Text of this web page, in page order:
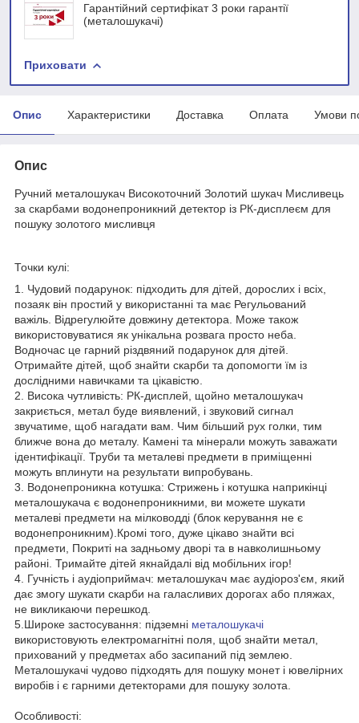
Гарантійний сертифікат 3 роки гарантії
(металошукачі)
Приховати
Опис Характеристики Доставка Оплата Умови
Опис
Ручний металошукач Високоточний Золотий шукач Мисливець
за скарбами водонепроникний детектор із РК-дисплеєм для
пошуку золотого мисливця
Точки кулі:
1. Чудовий подарунок: підходить для дітей, дорослих і всіх,
позаяк він простий у використанні та має Регульований
важіль. Відрегулюйте довжину детектора. Може також
використовуватися як унікальна розвага просто неба.
Водночас це гарний різдвяний подарунок для дітей.
Отримайте дітей, щоб знайти скарби та допомогти їм із
дослідними навичками та цікавістю.
2. Висока чутливість: РК-дисплей, щойно металошукач
закриється, метал буде виявлений, і звуковий сигнал
звучатиме, щоб нагадати вам. Чим більший рух голки, тим
ближче вона до металу. Камені та мінерали можуть заважати
ідентифікації. Труби та металеві предмети в приміщенні
можуть вплинути на результати випробувань.
3. Водонепроникна котушка: Стрижень і котушка наприкінці
металошукача є водонепроникними, ви можете шукати
металеві предмети на мілководді (блок керування не є
водонепроникним).Кромі того, дуже цікаво знайти всі
предмети, Покриті на задньому дворі та в навколишньому
районі. Тримайте дітей якнайдалі від мобільних ігор!
4. Гучність і аудіоприймач: металошукач має аудіороз'єм, який
дає змогу шукати скарби на галасливих дорогах або пляжах,
не викликаючи перешкод.
5.Широке застосування: підземні металошукачі
використовують електромагнітні поля, щоб знайти метал,
прихований у предметах або засипаний під землею.
Металошукачі чудово підходять для пошуку монет і ювелірних
виробів і є гарними детекторами для пошуку золота.
Особливості: